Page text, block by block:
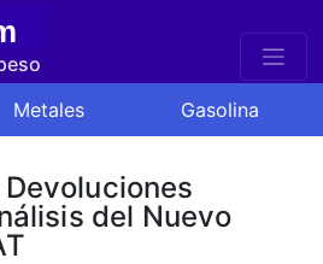
Metales Gasolina
del Nuevo